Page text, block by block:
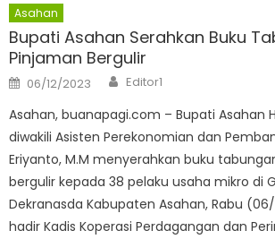
Asahan
Bupati Asahan Serahkan Buku
Pinjaman Bergulir
Posted
on
06/12/2023 Author
Editor1
Asahan, buanapagi.com – Bupati Asahan
diwakili Asisten Perekonomian dan
Eriyanto, M.M menyerahkan buku
bergulir kepada 38 pelaku usaha mikro di
Dekranasda Kabupaten Asahan, Rabu
hadir Kadis Koperasi Perdagangan dan